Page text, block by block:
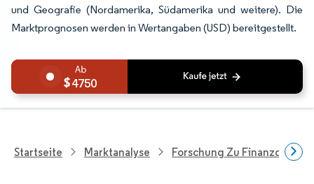
und Geografie (Nordamerika, Südamerika und weitere). Die
Marktprognosen werden in Wertangaben (USD) bereitgestellt.
4750
Startseite Marktanalyse Forschung Zu